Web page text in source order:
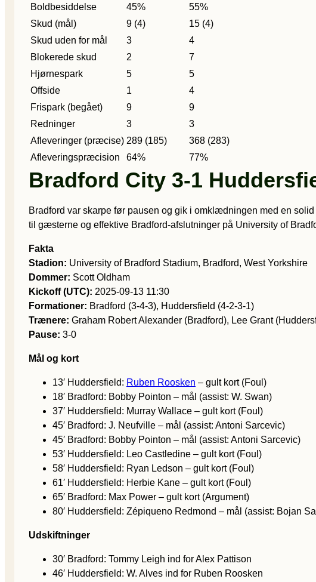
Boldbesiddelse
45%
55%
Skud (mål)
9 (4)
15 (4)
Skud uden for mål
3
4
Blokerede skud
2
7
Hjørnespark
5
5
Offside
1
4
Frispark (begået)
9
9
Redninger
3
3
Afleveringer (præcise) 289 (185)
368 (283)
Afleveringspræcision
64% 77%
Bradford City 3-1
Bradford var skarpe før pausen og gik i omklædningen med en
til gæsterne og effektive Bradford-afslutninger på University of
Fakta
Stadion: University of Bradford Stadium, Bradford, West Yorkshire
Dommer: Scott Oldham
Kickoff (UTC): 2025-09-13 11:30
Formationer: Bradford (3-4-3), Huddersfield (4-2-3-1)
Trænere: Graham Robert Alexander (Bradford), Lee Grant
Pause: 3-0
Mål og kort
13′ Huddersfield: Ruben Roosken – gult kort (Foul)
18′ Bradford: Bobby Pointon – mål (assist: W. Swan)
37′ Huddersfield: Murray Wallace – gult kort (Foul)
45′ Bradford: J. Neufville – mål (assist: Antoni Sarcevic)
45′ Bradford: Bobby Pointon – mål (assist: Antoni Sarcevic)
53′ Huddersfield: Leo Castledine – gult kort (Foul)
58′ Huddersfield: Ryan Ledson – gult kort (Foul)
61′ Huddersfield: Herbie Kane – gult kort (Foul)
65′ Bradford: Max Power – gult kort (Argument)
80′ Huddersfield: Zépiqueno Redmond – mål (assist: Bojan
Udskiftninger
30′ Bradford: Tommy Leigh ind for Alex Pattison
46′ Huddersfield: W. Alves ind for Ruben Roosken